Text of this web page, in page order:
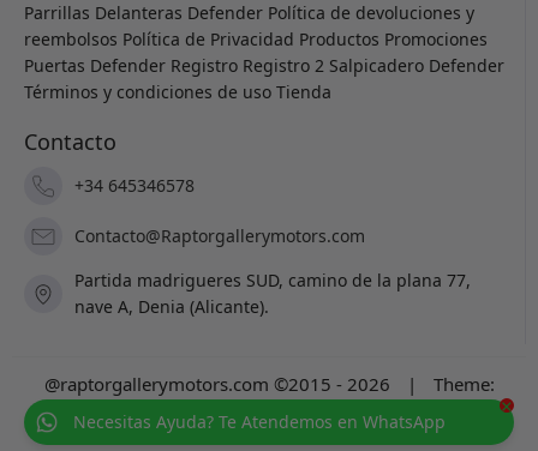
Necesitas Ayuda? Te Atendemos en WhatsApp
×
Parrillas Delanteras Defender Política de devoluciones y
reembolsos Política de Privacidad Productos Promociones
Puertas Defender Registro Registro 2 Salpicadero Defender
Términos y condiciones de uso Tienda
Contacto
+34 645346578
Contacto@Raptorgallerymotors.com
Partida madrigueres SUD, camino de la plana 77,
nave A, Denia (Alicante).
@raptorgallerymotors.com ©2015 - 2026 |
Theme:
Prosale byfull100ack